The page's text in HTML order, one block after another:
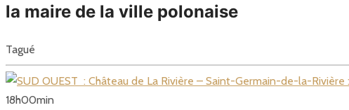
la maire de la ville polonaise
Tagué
18h00min